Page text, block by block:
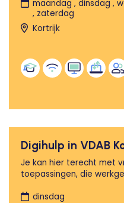
maandag , dinsdag ,
, zaterdag
Kortrijk
Digihulp in VDAB
Je kan hier terecht met
toepassingen, die
dinsdag